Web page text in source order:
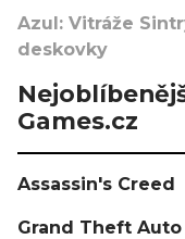
Azul: Vitráže
deskovky
Games.cz
Assassin's Creed
Grand Theft Auto